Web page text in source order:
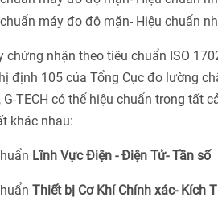
chứng nhận theo tiêu chuẩn ISO
định 105 của Tổng Cục đo lường
G-TECH có thể hiệu chuẩn trong tất
khác nhau:
Lĩnh Vực Điện - Điện Tử- Tần số
Thiết bị Cơ Khí Chính xác- Kích